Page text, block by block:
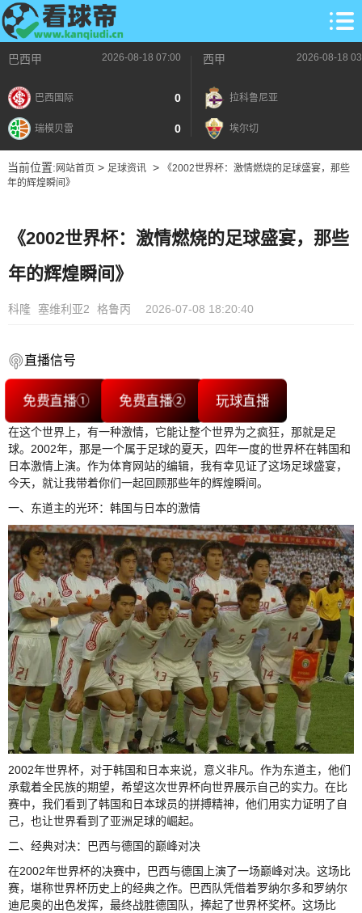
巴西甲 2026-08-18 07:00
巴西国际 0
瑞模贝雷 0
西甲 2026-08-18
拉科鲁尼亚
埃尔切
当前位置: 网站首页> 足球资讯>
《2002世界杯：激情燃烧的足球盛宴，那些
年的辉煌瞬间》
《2002世界杯：激情燃烧的足球盛宴，那些
年的辉煌瞬间》
科隆 塞维利亚2 格鲁丙 2026-07-08 18:20:40
直播信号
免费直播① 免费直播② 玩球直播
在这个世界上，有一种激情，它能让整个世界为之疯狂，那就是足
球。2002年，那是一个属于足球的夏天，四年一度的世界杯在韩国和
日本激情上演。作为体育网站的编辑，我有幸见证了这场足球盛宴，
今天，就让我带着你们一起回顾那些年的辉煌瞬间。
一、东道主的光环：韩国与日本的激情
2002年世界杯，对于韩国和日本来说，意义非凡。作为东道主，他们
承载着全民族的期望，希望这次世界杯向世界展示自己的实力。在比
赛中，我们看到了韩国和日本球员的拼搏精神，他们用实力证明了自
己，也让世界看到了亚洲足球的崛起。
二、经典对决：巴西与德国的巅峰对决
在2002年世界杯的决赛中，巴西与德国上演了一场巅峰对决。这场比
赛，堪称世界杯历史上的经典之作。巴西队凭借着罗纳尔多和罗纳尔
迪尼奥的出色发挥，最终战胜德国队，捧起了世界杯奖杯。这场比